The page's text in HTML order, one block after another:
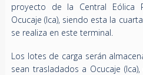
proyecto de la Central Eólica
Ocucaje (Ica), siendo esta la
se realiza en este terminal.
Los lotes de carga serán
sean trasladados a Ocucaje